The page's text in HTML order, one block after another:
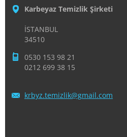
Karbeyaz Temizlik Şirketi
İSTANBUL
34510
0530 153 98 21
0212 699 38 15
krbyz.temizlik@gmail.com